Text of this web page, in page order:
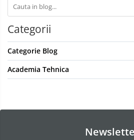
Categorii
Categorie Blog
Academia Tehnica